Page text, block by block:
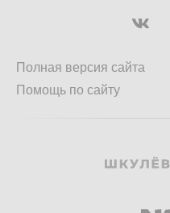
Полная версия сайта
Помощь по сайту